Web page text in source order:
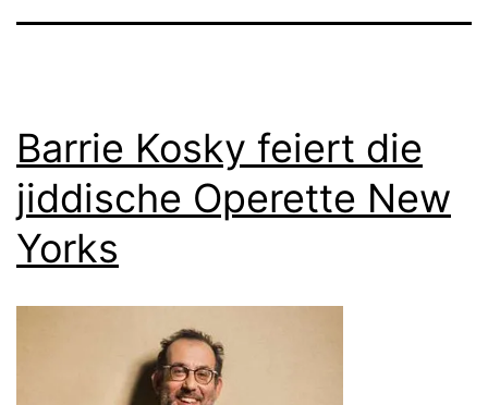
Barrie Kosky feiert die
jiddische Operette New
Yorks